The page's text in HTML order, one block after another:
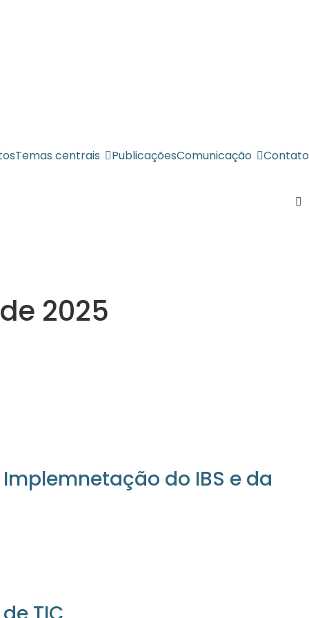
Temas centrais PublicaçõesComunicação Contato
2025
do IBS e da